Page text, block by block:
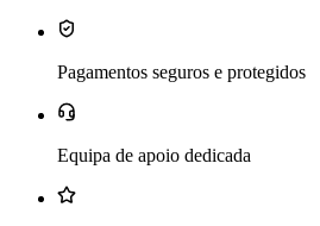
Pagamentos seguros e protegidos
Equipa de apoio dedicada